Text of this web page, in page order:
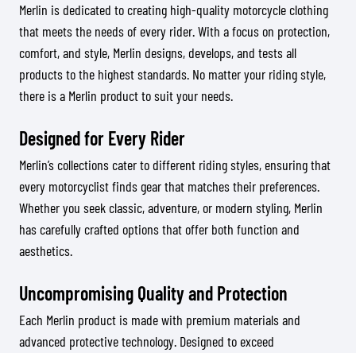
Merlin is dedicated to creating high-quality motorcycle clothing
that meets the needs of every rider. With a focus on protection,
comfort, and style, Merlin designs, develops, and tests all
products to the highest standards. No matter your riding style,
there is a Merlin product to suit your needs.
Designed for Every Rider
Merlin’s collections cater to different riding styles, ensuring that
every motorcyclist finds gear that matches their preferences.
Whether you seek classic, adventure, or modern styling, Merlin
has carefully crafted options that offer both function and
aesthetics.
Uncompromising Quality and Protection
Each Merlin product is made with premium materials and
advanced protective technology. Designed to exceed